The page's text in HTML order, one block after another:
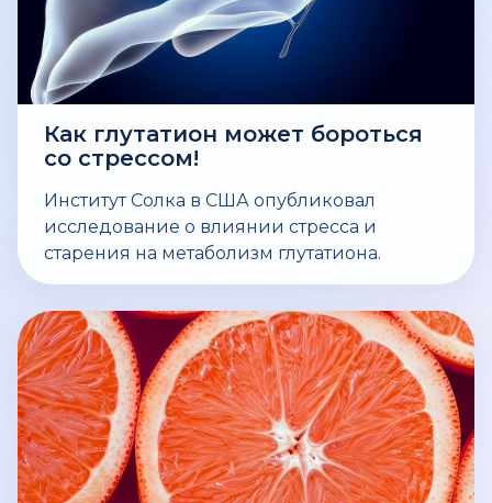
Как глутатион может бороться
со стрессом!
Институт Солка в США опубликовал
исследование о влиянии стресса и
старения на метаболизм глутатиона.